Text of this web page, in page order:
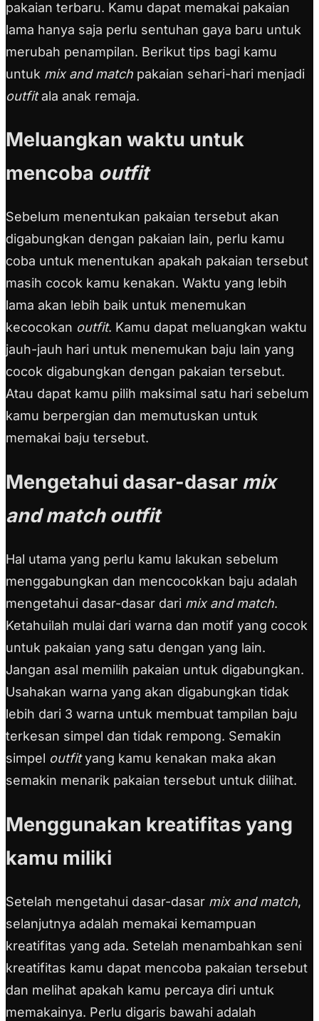
pakaian terbaru. Kamu dapat memakai pakaian
lama hanya saja perlu sentuhan gaya baru untuk
merubah penampilan. Berikut tips bagi kamu
untuk mix and match pakaian sehari-hari menjadi
outfitala anak remaja.
Meluangkan waktu untuk
mencoba outfit
Sebelum menentukan pakaian tersebut akan
digabungkan dengan pakaian lain, perlu kamu
coba untuk menentukan apakah pakaian tersebut
masih cocok kamu kenakan. Waktu yang lebih
lama akan lebih baik untuk menemukan
kecocokan outfit. Kamu dapat meluangkan waktu
jauh-jauh hari untuk menemukan baju lain yang
cocok digabungkan dengan pakaian tersebut.
Atau dapat kamu pilih maksimal satu hari sebelum
kamu berpergian dan memutuskan untuk
memakai baju tersebut.
Mengetahui dasar-dasar mix
and match outfit
Hal utama yang perlu kamu lakukan sebelum
menggabungkan dan mencocokkan baju adalah
mengetahui dasar-dasar dari mix and match.
Ketahuilah mulai dari warna dan motif yang cocok
untuk pakaian yang satu dengan yang lain.
Jangan asal memilih pakaian untuk digabungkan.
Usahakan warna yang akan digabungkan tidak
lebih dari 3 warna untuk membuat tampilan baju
terkesan simpel dan tidak rempong. Semakin
simpel outfityang kamu kenakan maka akan
semakin menarik pakaian tersebut untuk dilihat.
Menggunakan kreatifitas yang
kamu miliki
Setelah mengetahui dasar-dasar mix and match,
selanjutnya adalah memakai kemampuan
kreatifitas yang ada. Setelah menambahkan seni
kreatifitas kamu dapat mencoba pakaian tersebut
dan melihat apakah kamu percaya diri untuk
memakainya. Perlu digaris bawahi adalah